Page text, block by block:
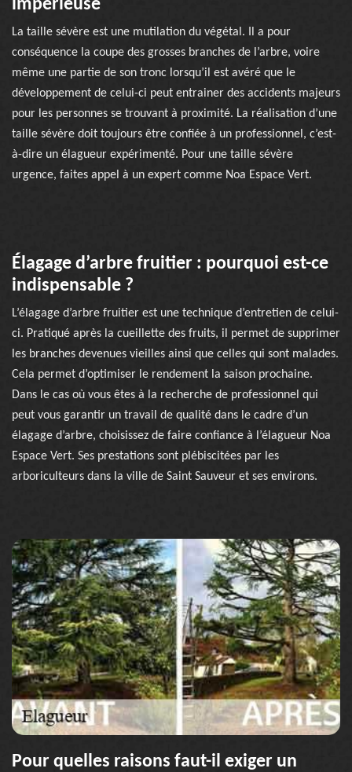
impérieuse
La taille sévère est une mutilation du végétal. Il a pour
conséquence la coupe des grosses branches de l’arbre, voire
même une partie de son tronc lorsqu’il est avéré que le
développement de celui-ci peut entrainer des accidents majeurs
pour les personnes se trouvant à proximité. La réalisation d’une
taille sévère doit toujours être confiée à un professionnel, c’est-
à-dire un élagueur expérimenté. Pour une taille sévère
urgence, faites appel à un expert comme Noa Espace Vert.
Élagage d’arbre fruitier : pourquoi est-ce
indispensable ?
L’élagage d’arbre fruitier est une technique d’entretien de celui-
ci. Pratiqué après la cueillette des fruits, il permet de supprimer
les branches devenues vieilles ainsi que celles qui sont malades.
Cela permet d’optimiser le rendement la saison prochaine.
Dans le cas où vous êtes à la recherche de professionnel qui
peut vous garantir un travail de qualité dans le cadre d’un
élagage d’arbre, choisissez de faire confiance à l’élagueur Noa
Espace Vert. Ses prestations sont plébiscitées par les
arboriculteurs dans la ville de Saint Sauveur et ses environs.
Pour quelles raisons faut-il exiger un